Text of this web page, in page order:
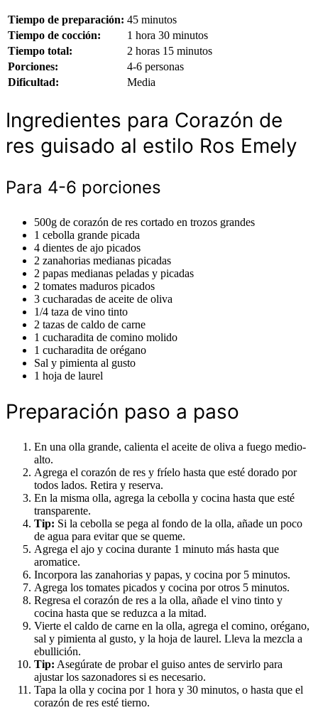
Tiempo de preparación: 45 minutos
Tiempo de cocción:
1 hora 30 minutos
Tiempo total:
2 horas 15 minutos
Porciones:
4-6 personas
Dificultad:
Media
Ingredientes para Corazón de
res guisado al estilo Ros Emely
Para 4-6 porciones
500g de corazón de res cortado en trozos grandes
1 cebolla grande picada
4 dientes de ajo picados
2 zanahorias medianas picadas
2 papas medianas peladas y picadas
2 tomates maduros picados
3 cucharadas de aceite de oliva
1/4 taza de vino tinto
2 tazas de caldo de carne
1 cucharadita de comino molido
1 cucharadita de orégano
Sal y pimienta al gusto
1 hoja de laurel
Preparación paso a paso
En una olla grande, calienta el aceite de oliva a fuego medio-
alto.
Agrega el corazón de res y fríelo hasta que esté dorado por
todos lados. Retira y reserva.
En la misma olla, agrega la cebolla y cocina hasta que esté
transparente.
Tip: Si la cebolla se pega al fondo de la olla, añade un poco
de agua para evitar que se queme.
Agrega el ajo y cocina durante 1 minuto más hasta que
aromatice.
Incorpora las zanahorias y papas, y cocina por 5 minutos.
Agrega los tomates picados y cocina por otros 5 minutos.
Regresa el corazón de res a la olla, añade el vino tinto y
cocina hasta que se reduzca a la mitad.
Vierte el caldo de carne en la olla, agrega el comino, orégano,
sal y pimienta al gusto, y la hoja de laurel. Lleva la mezcla a
ebullición.
Tip: Asegúrate de probar el guiso antes de servirlo para
ajustar los sazonadores si es necesario.
Tapa la olla y cocina por 1 hora y 30 minutos, o hasta que el
corazón de res esté tierno.